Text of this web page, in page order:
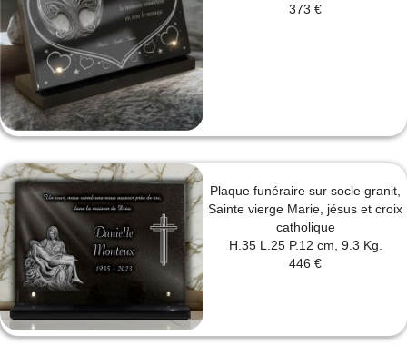
373 €
Plaque funéraire sur socle granit,
Sainte vierge Marie, jésus et croix
catholique
H.35 L.25 P.12 cm, 9.3 Kg.
446 €